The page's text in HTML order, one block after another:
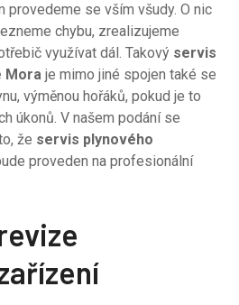
provedeme se vším všudy. O nic
chybu, zrealizujeme
využívat dál. Takový servis
Mora je mimo jiné spojen také se
výměnou hořáků, pokud je to
úkonů. V našem podání se
že servis plynového
proveden na profesionální